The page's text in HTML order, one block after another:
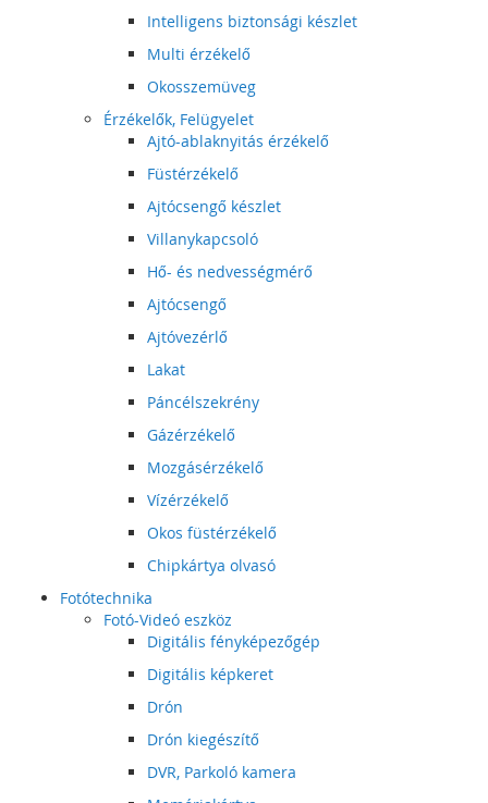
Intelligens biztonsági készlet
Multi érzékelő
Okosszemüveg
Érzékelők, Felügyelet
Ajtó-ablaknyitás érzékelő
Füstérzékelő
Ajtócsengő készlet
Villanykapcsoló
Hő- és nedvességmérő
Ajtócsengő
Ajtóvezérlő
Lakat
Páncélszekrény
Gázérzékelő
Mozgásérzékelő
Vízérzékelő
Okos füstérzékelő
Chipkártya olvasó
Fotótechnika
Fotó-Videó eszköz
Digitális fényképezőgép
Digitális képkeret
Drón
Drón kiegészítő
DVR, Parkoló kamera